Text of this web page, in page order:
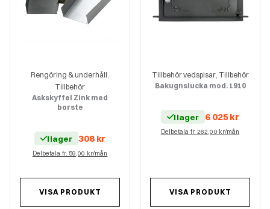
Rengöring & underhåll,
Tillbehör
Askskyffel Zink med
borste
I lager 308 kr
Delbetala fr. 59,00 kr/mån
VISA PRODUKT
Tillbehör vedspisar, Tillbehör
Bakugnslucka mod. 1910
I lager 6 025kr
Delbetala fr. 262,00 kr/mån
VISA PRODUKT